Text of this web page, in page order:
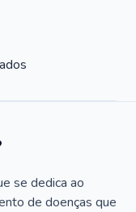
se dedica ao
de doenças que